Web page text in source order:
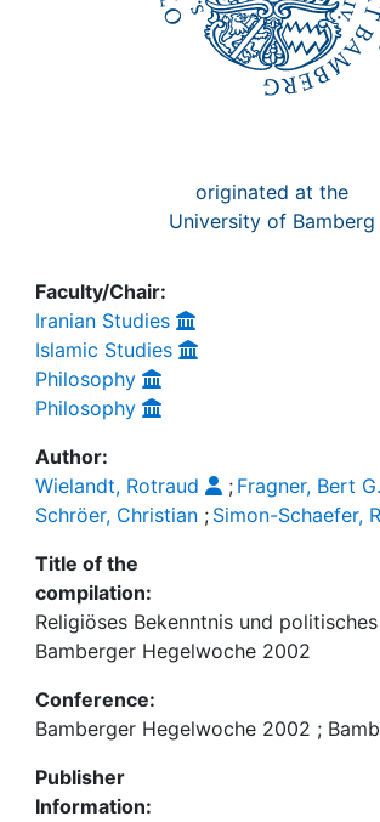
originated at the
University of Bamberg
Faculty/Chair:
Iranian Studies
Islamic Studies
Philosophy
Philosophy
Author:
Wielandt, Rotraud
; Fragner, Bert G.
Schröer, Christian ; Simon-Schaefer,
Title of the
compilation:
Religiöses Bekenntnis und
Bamberger Hegelwoche 2002
Conference:
Bamberger Hegelwoche 2002 ;
Publisher
Information: